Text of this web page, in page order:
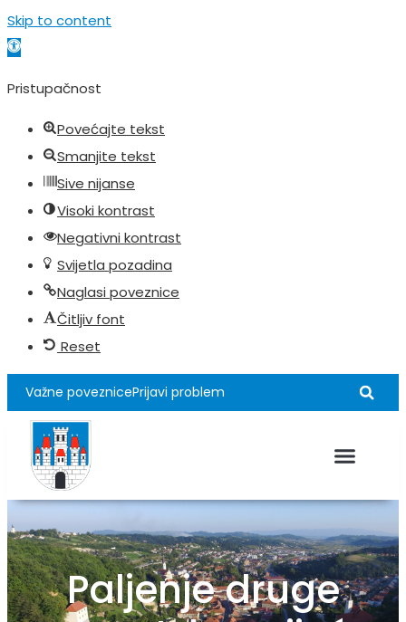
Skip to content
Open toolbar
Pristupačnost
Povećajte tekst
Smanjite tekst
Sive nijanse
Visoki kontrast
Negativni kontrast
Svijetla pozadina
Naglasi poveznice
Čitljiv font
Reset
Važne poveznicePrijavi problem
Paljenje druge